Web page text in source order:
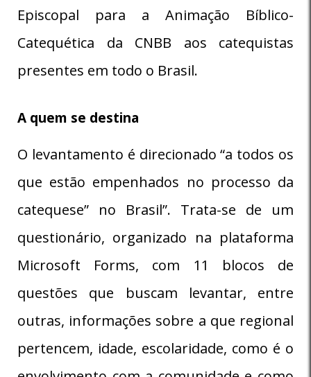
Episcopal para a Animação Bíblico-
Catequética da CNBB aos catequistas
presentes em todo o Brasil.
A quem se destina
O levantamento é direcionado “a todos os
que estão empenhados no processo da
catequese” no Brasil”. Trata-se de um
questionário, organizado na plataforma
Microsoft Forms, com 11 blocos de
questões que buscam levantar, entre
outras, informações sobre a que regional
pertencem, idade, escolaridade, como é o